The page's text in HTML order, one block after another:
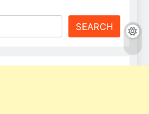
SEARCH